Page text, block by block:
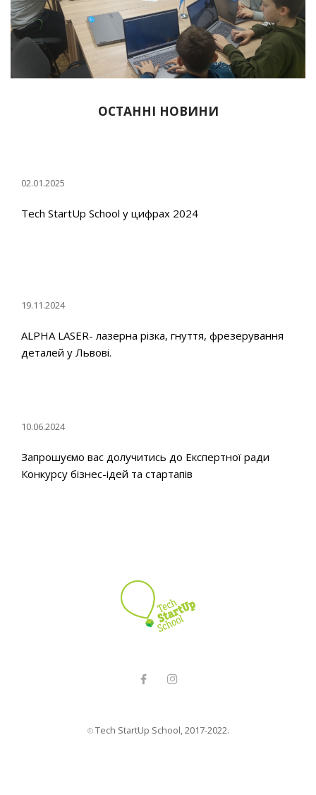
ОСТАННІ НОВИНИ
02.01.2025
Tech StartUp School у цифрах 2024
19.11.2024
ALPHA LASER- лазерна різка, гнуття, фрезерування
деталей у Львові.
10.06.2024
Запрошуємо вас долучитись до Експертної ради
Конкурсу бізнес-ідей та стартапів
© Tech StartUp School, 2017-2022.